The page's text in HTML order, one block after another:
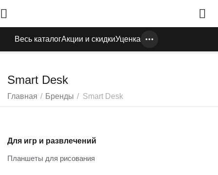
Весь каталогАкции и скидкиУценка
Smart Desk
Главная / Бренды / Smart Desk
Для игр и развлечений
Планшеты для рисования